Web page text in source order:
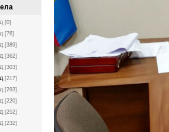
[0]
[76]
[389]
[362]
[303]
[217]
[293]
[220]
[252]
[232]